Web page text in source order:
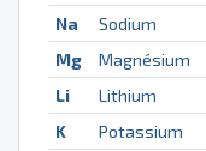
Na
Sodium
Mg
Magnésium
Li
Lithium
K
Potassium